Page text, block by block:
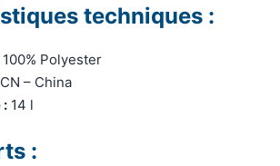
techniques :
100% Polyester
CN – China
: 14 l
: